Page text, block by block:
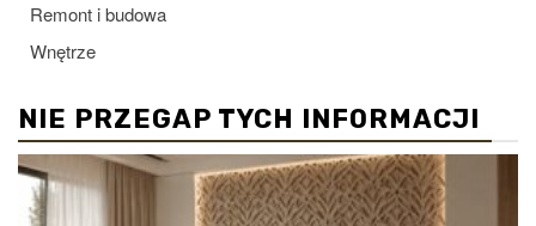
Remont i budowa
Wnętrze
NIE PRZEGAP TYCH INFORMACJI